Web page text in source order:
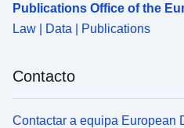
Publications Office of the
Law | Data | Publications
Contacto
Contactar a equipa European